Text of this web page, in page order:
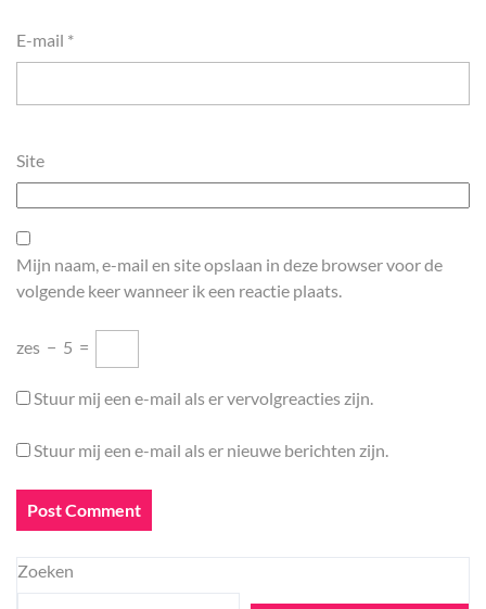
E-mail *
Site
Mijn naam, e-mail en site opslaan in deze browser voor de
volgende keer wanneer ik een reactie plaats.
zes − 5 =
Stuur mij een e-mail als er vervolgreacties zijn.
Stuur mij een e-mail als er nieuwe berichten zijn.
Zoeken